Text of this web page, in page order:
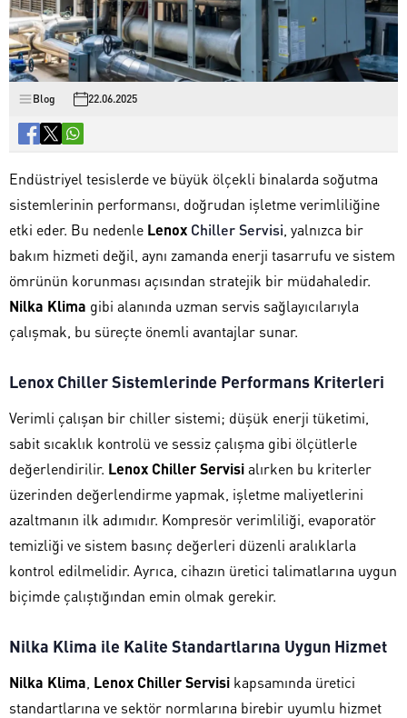
Blog 22.06.2025
Endüstriyel tesislerde ve büyük ölçekli binalarda soğutma
sistemlerinin performansı, doğrudan işletme verimliliğine
etki eder. Bu nedenle Lenox Chiller Servisi , yalnızca bir
bakım hizmeti değil, aynı zamanda enerji tasarrufu ve sistem
ömrünün korunması açısından stratejik bir müdahaledir.
Nilka Klima gibi alanında uzman servis sağlayıcılarıyla
çalışmak, bu süreçte önemli avantajlar sunar.
Lenox Chiller Sistemlerinde Performans Kriterleri
Verimli çalışan bir chiller sistemi; düşük enerji tüketimi,
sabit sıcaklık kontrolü ve sessiz çalışma gibi ölçütlerle
değerlendirilir. Lenox Chiller Servisialırken bu kriterler
üzerinden değerlendirme yapmak, işletme maliyetlerini
azaltmanın ilk adımıdır. Kompresör verimliliği, evaporatör
temizliği ve sistem basınç değerleri düzenli aralıklarla
kontrol edilmelidir. Ayrıca, cihazın üretici talimatlarına uygun
biçimde çalıştığından emin olmak gerekir.
Nilka Klima ile Kalite Standartlarına Uygun Hizmet
Nilka Klima Lenox Chiller Servisi kapsamında üretici
standartlarına ve sektör normlarına birebir uyumlu hizmet